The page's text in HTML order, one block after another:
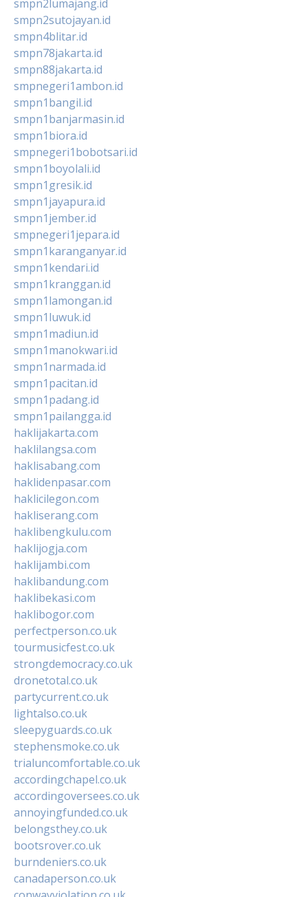
smpn2lumajang.id
smpn2sutojayan.id
smpn4blitar.id
smpn78jakarta.id
smpn88jakarta.id
smpnegeri1ambon.id
smpn1bangil.id
smpn1banjarmasin.id
smpn1biora.id
smpnegeri1bobotsari.id
smpn1boyolali.id
smpn1gresik.id
smpn1jayapura.id
smpn1jember.id
smpnegeri1jepara.id
smpn1karanganyar.id
smpn1kendari.id
smpn1kranggan.id
smpn1lamongan.id
smpn1luwuk.id
smpn1madiun.id
smpn1manokwari.id
smpn1narmada.id
smpn1pacitan.id
smpn1padang.id
smpn1pailangga.id
haklijakarta.com
haklilangsa.com
haklisabang.com
haklidenpasar.com
haklicilegon.com
hakliserang.com
haklibengkulu.com
haklijogja.com
haklijambi.com
haklibandung.com
haklibekasi.com
haklibogor.com
perfectperson.co.uk
tourmusicfest.co.uk
strongdemocracy.co.uk
dronetotal.co.uk
partycurrent.co.uk
lightalso.co.uk
sleepyguards.co.uk
stephensmoke.co.uk
trialuncomfortable.co.uk
accordingchapel.co.uk
accordingoversees.co.uk
annoyingfunded.co.uk
belongsthey.co.uk
bootsrover.co.uk
burndeniers.co.uk
canadaperson.co.uk